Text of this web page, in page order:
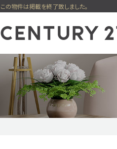
この物件は掲載を終了致しました。
センチュリー21